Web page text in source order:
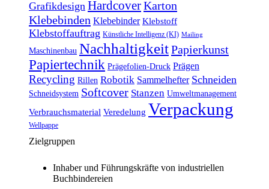
Grafikdesign HardcoverKarton
Klebebinden Klebebinder Klebstoff
Klebstoffauftrag Künstliche Intelligenz (KI) Mailing
Maschinenbau NachhaltigkeitPapierkunst
Papiertechnik Prägefolien-Druck Prägen
Recycling Rillen Robotik Sammelhefter Schneiden
Schneidsystem Softcover Stanzen Umweltmanagement
Verbrauchsmaterial Veredelung Verpackung
Wellpappe
Zielgruppen
Inhaber und Führungskräfte von industriellen
Buchbindereien